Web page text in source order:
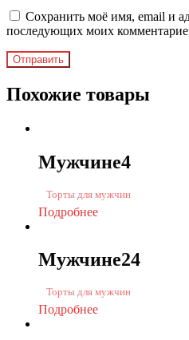
Сохранить моё имя, email и
последующих моих
Похожие товары
Мужчине4
Торты для мужчин
Подробнее
Мужчине24
Торты для мужчин
Подробнее